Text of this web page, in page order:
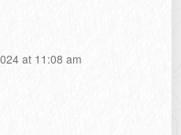
at 11:08 am